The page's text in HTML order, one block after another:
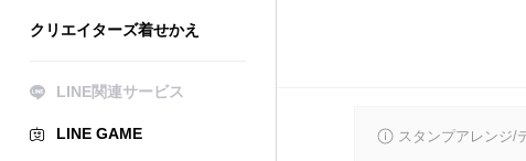
クリエイターズ着せかえ
LINE関連サービス
LINE GAME スタンプアレンジ/